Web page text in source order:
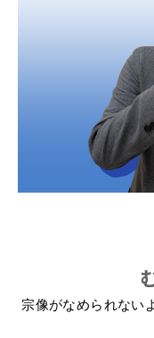
宗像がなめられない